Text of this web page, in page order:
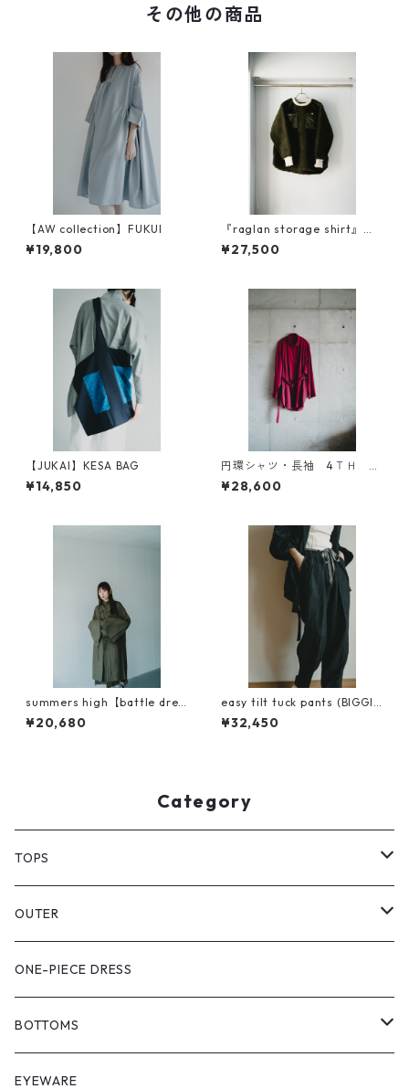
その他の商品
【AW collection】FUKUI
¥19,800
『raglan storage shirt』ボ
ア素材
¥27,500
【JUKAI】KESA BAG
¥14,850
円環シャツ・長袖 4ＴＨ ａ
ｎｎｉｖｅｒｓａｒｙ
¥28,600
summers high【battle dres
s HAORU】
¥20,680
easy tilt tuck pants (BIGGIE
linen 使用)
¥32,450
Category
TOPS
PULL OVER
SHIRT
VEST
OUTER
VEST
JACKET
COAT
ONE-PIECE DRESS
BOTTOMS
SHORT LENGS
EYEWARE